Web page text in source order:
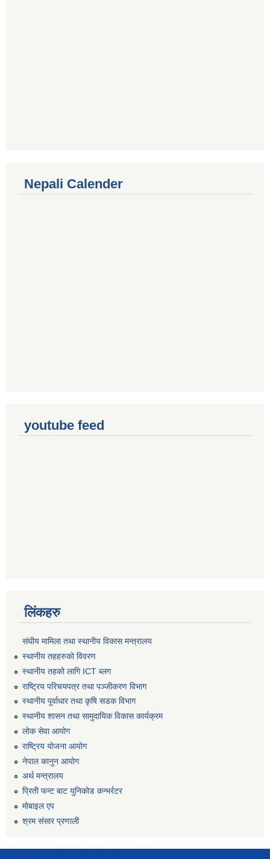
Nepali Calender
youtube feed
लिंकहरु
संघीय मामिला तथा स्थानीय विकास मन्त्रालय
स्थानीय तहहरुकाे विवरण
स्थानीय तहको लागि ICT ब्लग
राष्‍ट्रिय परिचयपत्र तथा पञ्‍जीकरण विभाग
स्थानीय पूर्वाधार तथा कृषि सडक विभाग
स्थानीय शासन तथा सामुदायिक विकास कार्यक्रम
लोक सेवा आयोग
राष्ट्रिय योजना आयोग
नेपाल कानुन आयोग
अर्थ मन्त्रालय
प्रिती फन्ट बाट युनिकोड कन्भर्रटर
माेबाइल एप
श्रम संसार प्रणाली